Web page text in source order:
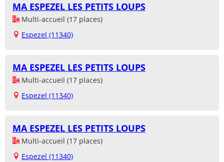
MA ESPEZEL LES PETITS LOUPS
Multi-accueil (17 places)
Espezel (11340)
MA ESPEZEL LES PETITS LOUPS
Multi-accueil (17 places)
Espezel (11340)
MA ESPEZEL LES PETITS LOUPS
Multi-accueil (17 places)
Espezel (11340)